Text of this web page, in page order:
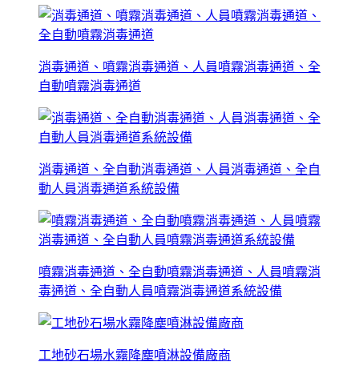
消毒通道、噴霧消毒通道、人員噴霧消毒通道、全
自動噴霧消毒通道
消毒通道、全自動消毒通道、人員消毒通道、全自
動人員消毒通道系統設備
噴霧消毒通道、全自動噴霧消毒通道、人員噴霧消
毒通道、全自動人員噴霧消毒通道系統設備
工地砂石場水霧降塵噴淋設備廠商